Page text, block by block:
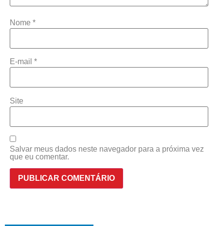
Nome *
E-mail *
Site
Salvar meus dados neste navegador para a próxima vez
que eu comentar.